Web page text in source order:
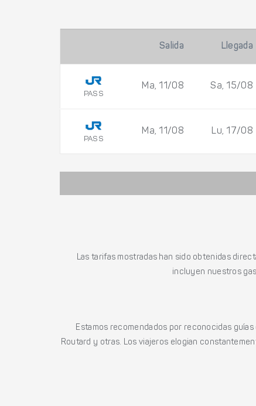
Salida Llegada
PASS
Ma, 11/08 Sa, 15/08
PASS
Ma, 11/08 Lu, 17/08
Las tarifas mostradas han sido obtenidas
incluyen nuestros
Estamos recomendados por reconocidas
Routard y otras. Los viajeros elogian